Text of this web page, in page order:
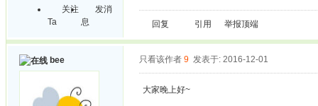
关注
Ta
发消
息
回复 引用 举报顶端
bee 只看该作者 9 发表于: 2016-12-01
大家晚上好~